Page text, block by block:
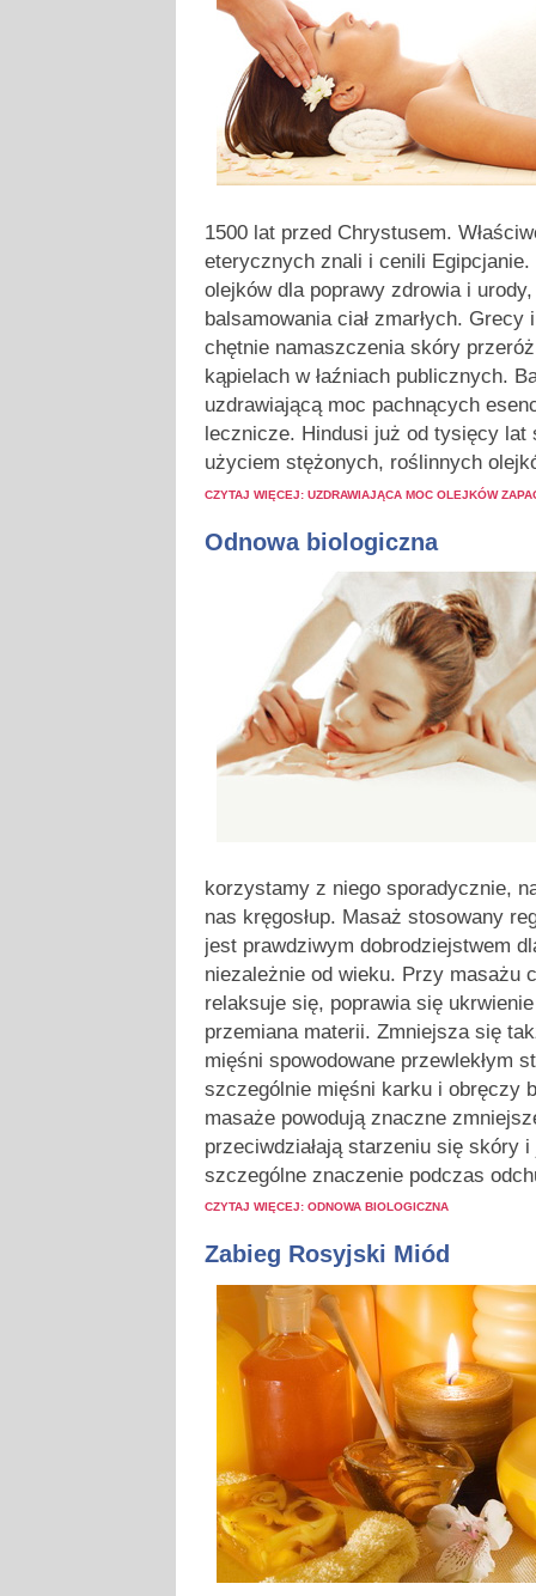
1500 lat przed Chrystusem.
eterycznych znali i cenili
olejków dla poprawy zdrowia i
balsamowania ciał zmarłych.
chętnie namaszczenia skóry
kąpielach w łaźniach publicznych.
uzdrawiającą moc pachnących
lecznicze. Hindusi już od tysięcy lat
użyciem stężonych, roślinnych
CZYTAJ WIĘCEJ: UZDRAWIAJĄCA MOC OLEJKÓW
Odnowa biologiczna
korzystamy z niego sporadycznie,
nas kręgosłup. Masaż stosowany
jest prawdziwym dobrodziejstwem
niezależnie od wieku. Przy masażu
relaksuje się, poprawia się
przemiana materii. Zmniejsza się
mięśni spowodowane przewlekłym
szczególnie mięśni karku i obręczy
masaże powodują znaczne
przeciwdziałają starzeniu się skóry
szczególne znaczenie podczas
CZYTAJ WIĘCEJ: ODNOWA BIOLOGICZNA
Zabieg Rosyjski Miód